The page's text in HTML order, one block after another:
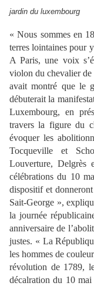
jardin du luxembourg
« Nous sommes en
terres lointaines pour
A Paris, une voix
violon du chevalier de
avait montré que le
débuterait la
Luxembourg, en
travers la figure du
évoquer les
Tocqueville et
Louverture, Delgrès
célébrations du 10
dispositif et
Sait-George »,
la journée
anniversaire de
justes. « La
les hommes de
révolution de 1789,
décalration du 10